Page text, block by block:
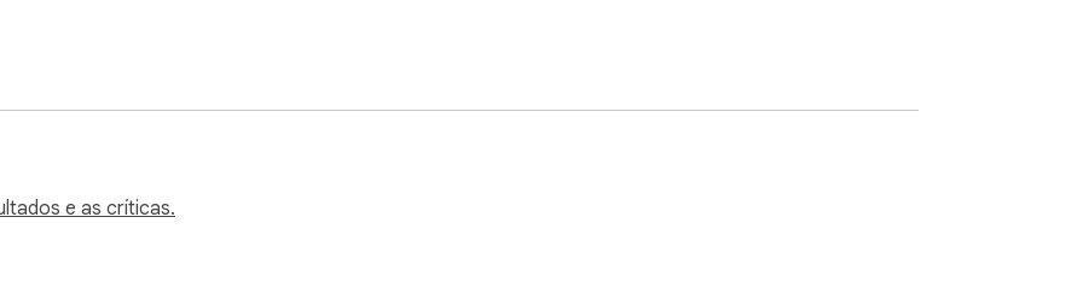
but YouTube hides it behind the click.
deciding — one more data point, ten fewer wasted minutes.
e as críticas.